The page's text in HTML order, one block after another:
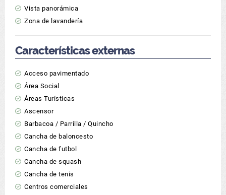
Vista panorámica
Zona de lavandería
Características externas
Acceso pavimentado
Área Social
Áreas Turísticas
Ascensor
Barbacoa / Parrilla / Quincho
Cancha de baloncesto
Cancha de futbol
Cancha de squash
Cancha de tenis
Centros comerciales